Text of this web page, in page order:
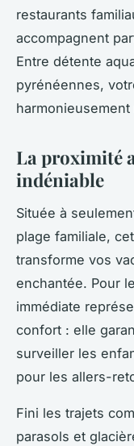
restaurants
accompagnent
Entre détente
pyrénéennes,
La proximité
indéniable
Située à
plage familiale,
transforme vos
enchantée. Pour
immédiate
confort : elle
surveiller les
pour les allers-
Fini les trajets
parasols et